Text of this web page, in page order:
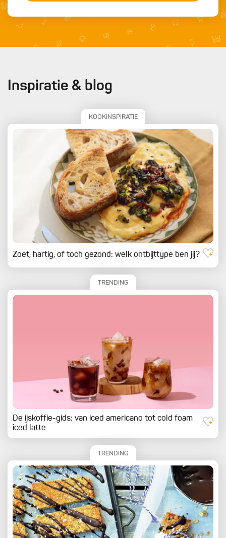
Inspiratie & blog
KOOKINSPIRATIE
Zoet, hartig, of toch gezond: welk ontbijttype ben jij?
TRENDING
De ijskoffie-gids: van iced americano tot cold foam
iced latte
TRENDING